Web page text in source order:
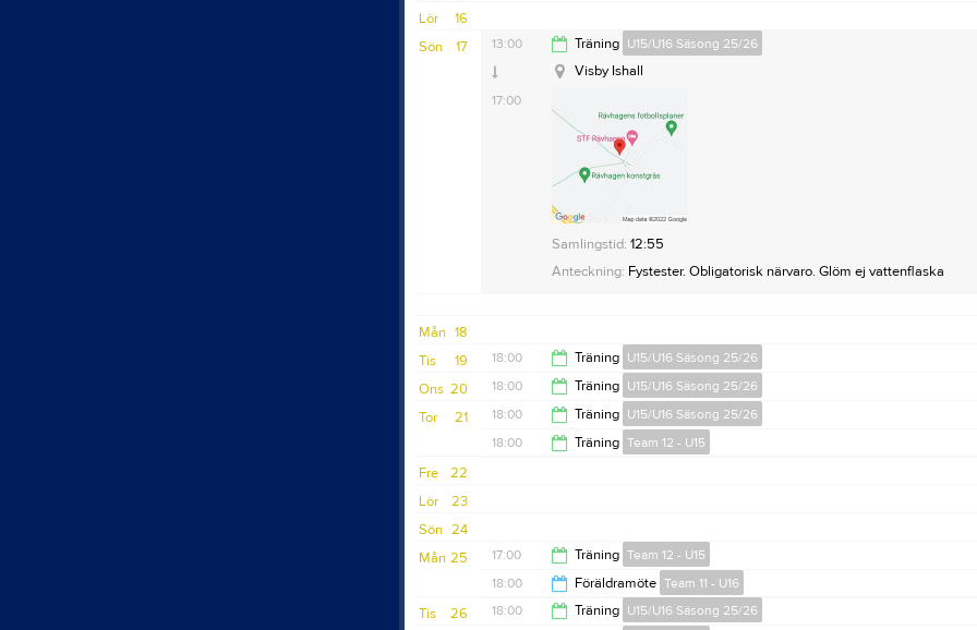
16
Lör
17
Sön 13:00 Träning U15/U16 Säsong 25/26
17:00
Visby Ishall
Samlingstid: 12:55
Anteckning: Fystester. Obligatorisk närvaro. Glöm ej vattenflaska
18
Mån
19
Tis 18:00 Träning U15/U16 Säsong 25/26
19:00
20
Ons 18:00 Träning U15/U16 Säsong 25/26
19:00
21
Tor 18:00 Träning U15/U16 Säsong 25/26
18:00 Träning Team 12 - U15
22
Fre
23
Lör
24
Sön
25
Mån 17:00 Träning Team 12 - U15
18:20
18:00 Föräldramöte Team 11 - U16
26
Tis 18:00 Träning U15/U16 Säsong 25/26